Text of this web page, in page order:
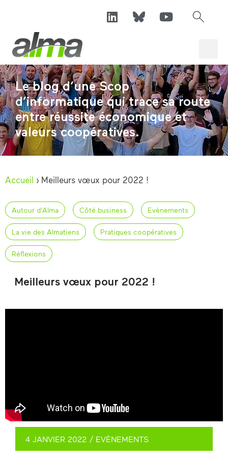
Le blog d’une Scop
d’informatique qui trace sa route
entre réussite économique et
valeurs coopératives.
Accueil › Meilleurs vœux pour 2022 !
Autour d'Alma Côté business Evènements
La vie des Almatiens Pratiques coopératives
Réflexions
Meilleurs vœux pour 2022 !
4 JANVIER 2022 / EVÈNEMENTS